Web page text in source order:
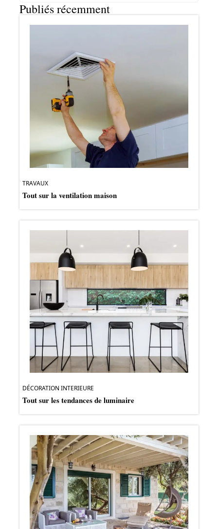
Publiés récemment
TRAVAUX
Tout sur la ventilation maison
DÉCORATION INTERIEURE
Tout sur les tendances de luminaire